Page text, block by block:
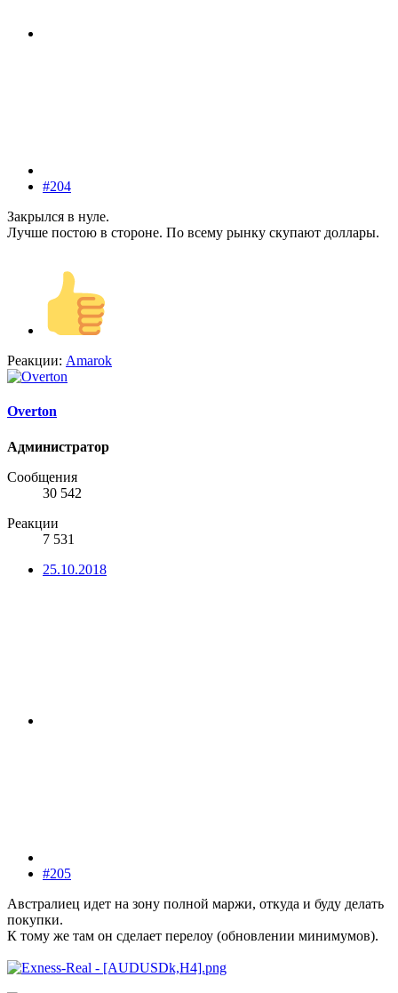
#204
Закрылся в нуле.
Лучше постою в стороне. По всему рынку скупают доллары.
Реакции: Amarok
Overton
Администратор
Сообщения
30 542
Реакции
7 531
25.10.2018
#205
Австралиец идет на зону полной маржи, откуда и буду делать
покупки.
К тому же там он сделает перелоу (обновлении минимумов).